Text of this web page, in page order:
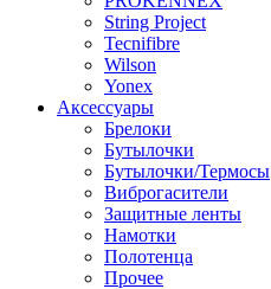
String Project
Tecnifibre
Wilson
Yonex
Аксессуары
Брелоки
Бутылочки
Бутылочки/Термосы
Виброгасители
Защитные ленты
Намотки
Полотенца
Прочее